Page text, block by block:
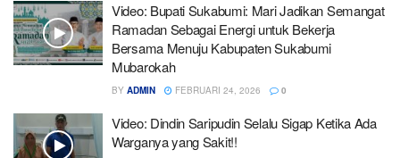
Video: Bupati Sukabumi: Mari Jadikan Semangat
Ramadan Sebagai Energi untuk Bekerja
Bersama Menuju Kabupaten Sukabumi
Mubarokah
BY ADMIN FEBRUARI 24, 2026 0
Video: Dindin Saripudin Selalu Sigap Ketika Ada
Warganya yang Sakit!!